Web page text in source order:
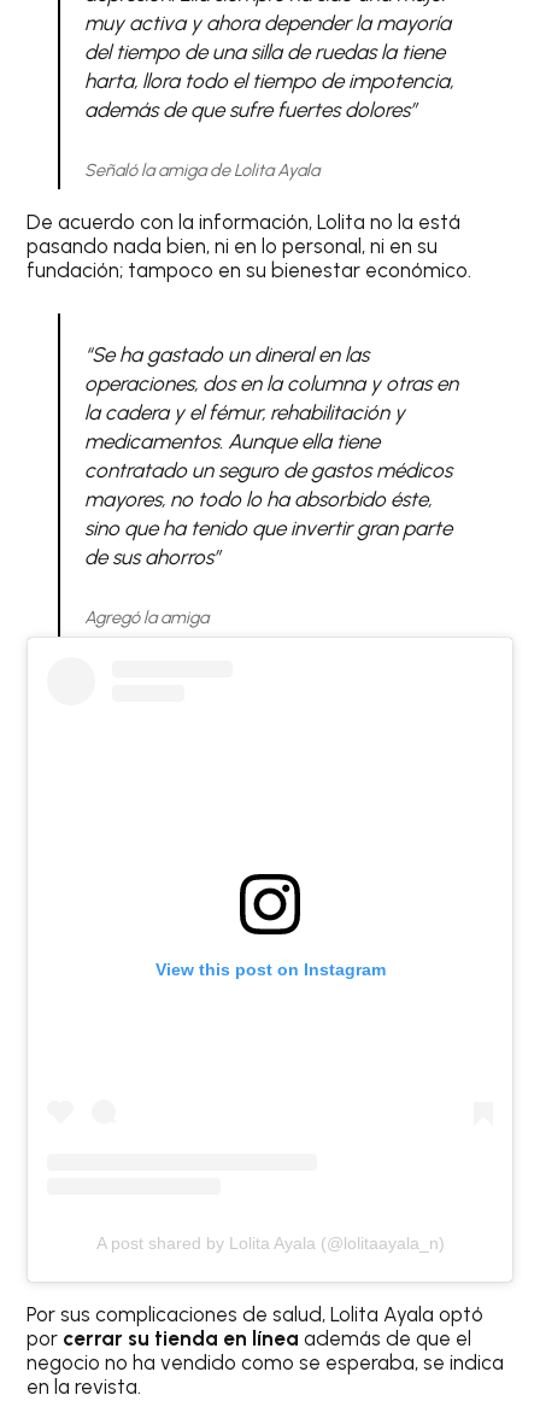
muy activa y ahora depender la mayoría
del tiempo de una silla de ruedas la tiene
harta, llora todo el tiempo de impotencia,
además de que sufre fuertes dolores”
Señaló la amiga de Lolita Ayala
De acuerdo con la información, Lolita no la está
pasando nada bien, ni en lo personal, ni en su
fundación; tampoco en su bienestar económico.
“Se ha gastado un dineral en las
operaciones, dos en la columna y otras en
la cadera y el fémur, rehabilitación y
medicamentos. Aunque ella tiene
contratado un seguro de gastos médicos
mayores, no todo lo ha absorbido éste,
sino que ha tenido que invertir gran parte
de sus ahorros”
Agregó la amiga
View this post on Instagram
A post shared by Lolita Ayala (@lolitaayala_n)
Por sus complicaciones de salud, Lolita Ayala optó
por cerrar su tienda en línea además de que el
negocio no ha vendido como se esperaba, se indica
en la revista.